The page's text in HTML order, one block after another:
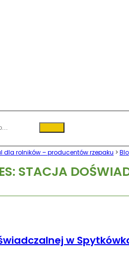
dla rolników – producentów rzepaku >
STACJA
w